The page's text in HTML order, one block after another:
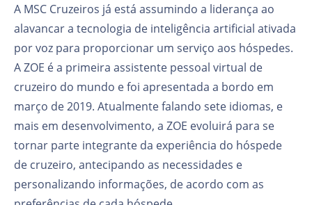
A MSC Cruzeiros já está assumindo a liderança ao
alavancar a tecnologia de inteligência artificial ativada
por voz para proporcionar um serviço aos hóspedes.
A ZOE é a primeira assistente pessoal virtual de
cruzeiro do mundo e foi apresentada a bordo em
março de 2019. Atualmente falando sete idiomas, e
mais em desenvolvimento, a ZOE evoluirá para se
tornar parte integrante da experiência do hóspede
de cruzeiro, antecipando as necessidades e
personalizando informações, de acordo com as